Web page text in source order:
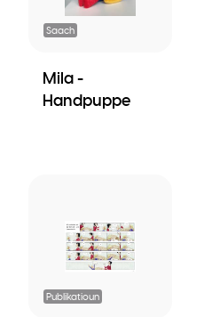
Saach
Mila -
Handpuppe
Publikatioun